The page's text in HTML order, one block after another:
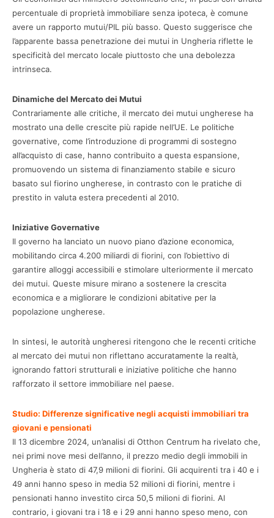
percentuale di proprietà immobiliare senza ipoteca, è comune
avere un rapporto mutui/PIL più basso. Questo suggerisce che
l’apparente bassa penetrazione dei mutui in Ungheria riflette le
specificità del mercato locale piuttosto che una debolezza
intrinseca.
Dinamiche del Mercato dei Mutui
Contrariamente alle critiche, il mercato dei mutui ungherese ha
mostrato una delle crescite più rapide nell’UE. Le politiche
governative, come l’introduzione di programmi di sostegno
all’acquisto di case, hanno contribuito a questa espansione,
promuovendo un sistema di finanziamento stabile e sicuro
basato sul fiorino ungherese, in contrasto con le pratiche di
prestito in valuta estera precedenti al 2010.
Iniziative Governative
Il governo ha lanciato un nuovo piano d’azione economica,
mobilitando circa 4.200 miliardi di fiorini, con l’obiettivo di
garantire alloggi accessibili e stimolare ulteriormente il mercato
dei mutui. Queste misure mirano a sostenere la crescita
economica e a migliorare le condizioni abitative per la
popolazione ungherese.
In sintesi, le autorità ungheresi ritengono che le recenti critiche
al mercato dei mutui non riflettano accuratamente la realtà,
ignorando fattori strutturali e iniziative politiche che hanno
rafforzato il settore immobiliare nel paese.
Studio: Differenze significative negli acquisti immobiliari tra
giovani e pensionati
Il 13 dicembre 2024, un’analisi di Otthon Centrum ha rivelato che,
nei primi nove mesi dell’anno, il prezzo medio degli immobili in
Ungheria è stato di 47,9 milioni di fiorini. Gli acquirenti tra i 40 e i
49 anni hanno speso in media 52 milioni di fiorini, mentre i
pensionati hanno investito circa 50,5 milioni di fiorini. Al
contrario, i giovani tra i 18 e i 29 anni hanno speso meno, con